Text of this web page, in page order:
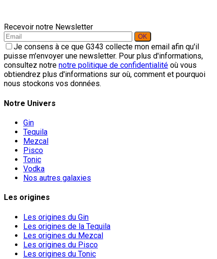
Recevoir notre Newsletter
Je consens à ce que G343 collecte mon email afin qu'il
puisse m'envoyer une newsletter. Pour plus d'informations,
consultez notre notre politique de confidentialité où vous
obtiendrez plus d'informations sur où, comment et pourquoi
nous stockons vos données.
Notre Univers
Gin
Tequila
Mezcal
Pisco
Tonic
Vodka
Nos autres galaxies
Les origines
Les origines du Gin
Les origines de la Tequila
Les origines du Mezcal
Les origines du Pisco
Les origines du Tonic